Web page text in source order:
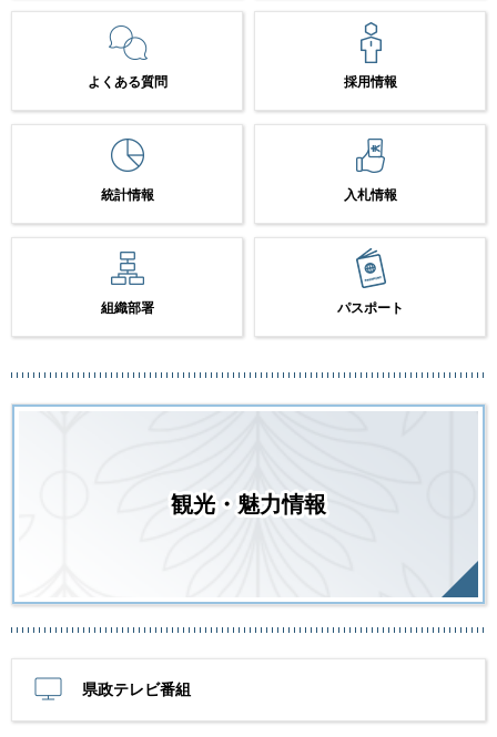
よくある質問 採用情報
統計情報 入札情報
組織部署 パスポート
観光・魅力情報
県政テレビ番組